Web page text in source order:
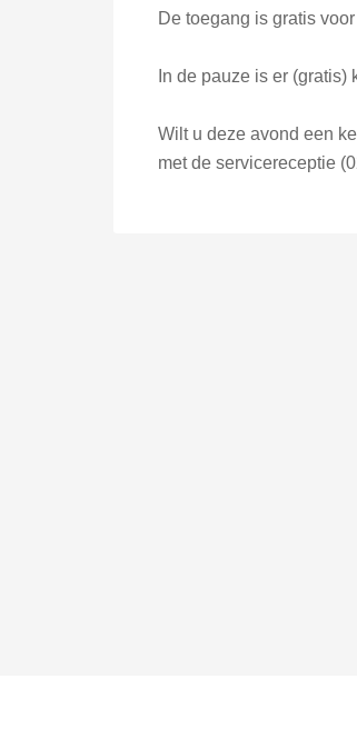
De toegang is gratis
In de pauze is er
Wilt u deze avond een
met de servicereceptie